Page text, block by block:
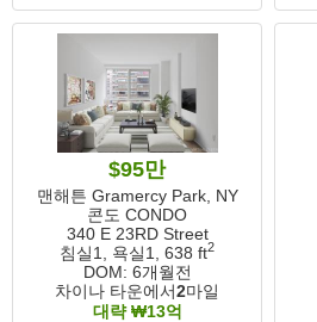
$95만
맨해튼 Gramercy Park, NY
콘도 CONDO
340 E 23RD Street
침실1, 욕실1, 638 ft2
DOM: 6개월전
차이나 타운에서2마일
대략 ₩13억